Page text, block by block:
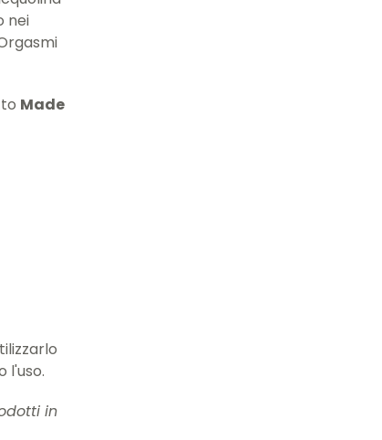
nei
Made
l'uso.
in